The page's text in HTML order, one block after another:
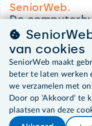
SeniorWeb.
De
030 - 276 99 65
leden@seniorweb.nl
©2026 SeniorWeb
Algemene voorwaarden
van cookies
SeniorWeb maakt
beter te laten werken
we verzamelen met
Door op 'Akkoord' te
plaatsen van deze